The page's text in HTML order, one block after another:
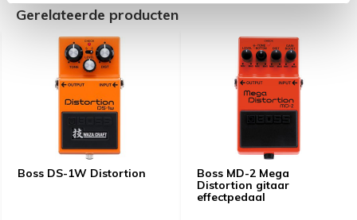
Gerelateerde producten
Boss DS-1W Distortion
Boss MD-2 Mega
Distortion gitaar
effectpedaal